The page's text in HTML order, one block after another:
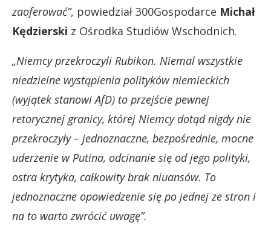
zaoferować”, powiedział 300Gospodarce Michał
Kędzierski z Ośrodka Studiów Wschodnich.
„Niemcy przekroczyli Rubikon. Niemal wszystkie
niedzielne wystąpienia polityków niemieckich
(wyjątek stanowi AfD) to przejście pewnej
retorycznej granicy, której Niemcy dotąd nigdy nie
przekroczyły – jednoznaczne, bezpośrednie, mocne
uderzenie w Putina, odcinanie się od jego polityki,
ostra krytyka, całkowity brak niuansów. To
jednoznaczne opowiedzenie się po jednej ze stron i
na to warto zwrócić uwagę”.